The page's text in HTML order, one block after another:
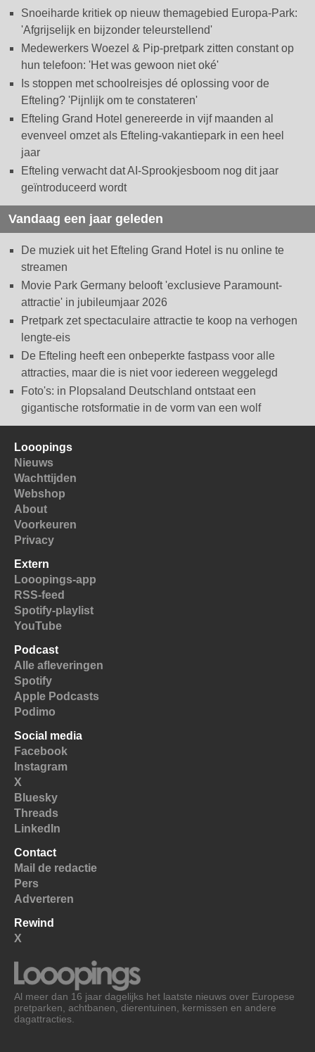
Snoeiharde kritiek op nieuw themagebied Europa-Park:
'Afgrijselijk en bijzonder teleurstellend'
Medewerkers Woezel & Pip-pretpark zitten constant op
hun telefoon: 'Het was gewoon niet oké'
Is stoppen met schoolreisjes dé oplossing voor de
Efteling? 'Pijnlijk om te constateren'
Efteling Grand Hotel genereerde in vijf maanden al
evenveel omzet als Efteling-vakantiepark in een heel
jaar
Efteling verwacht dat AI-Sprookjesboom nog dit jaar
geïntroduceerd wordt
Vandaag een jaar geleden
De muziek uit het Efteling Grand Hotel is nu online te
streamen
Movie Park Germany belooft 'exclusieve Paramount-
attractie' in jubileumjaar 2026
Pretpark zet spectaculaire attractie te koop na verhogen
lengte-eis
De Efteling heeft een onbeperkte fastpass voor alle
attracties, maar die is niet voor iedereen weggelegd
Foto's: in Plopsaland Deutschland ontstaat een
gigantische rotsformatie in de vorm van een wolf
Looopings
Nieuws
Wachttijden
Webshop
About
Voorkeuren
Privacy
Extern
Looopings-app
RSS-feed
Spotify-playlist
YouTube
Podcast
Alle afleveringen
Spotify
Apple Podcasts
Podimo
Social media
Facebook
Instagram
X
Bluesky
Threads
LinkedIn
Contact
Mail de redactie
Pers
Adverteren
Rewind
X
Al meer dan 16 jaar dagelijks het laatste nieuws over Europese
pretparken, achtbanen, dierentuinen, kermissen en andere
dagattracties.